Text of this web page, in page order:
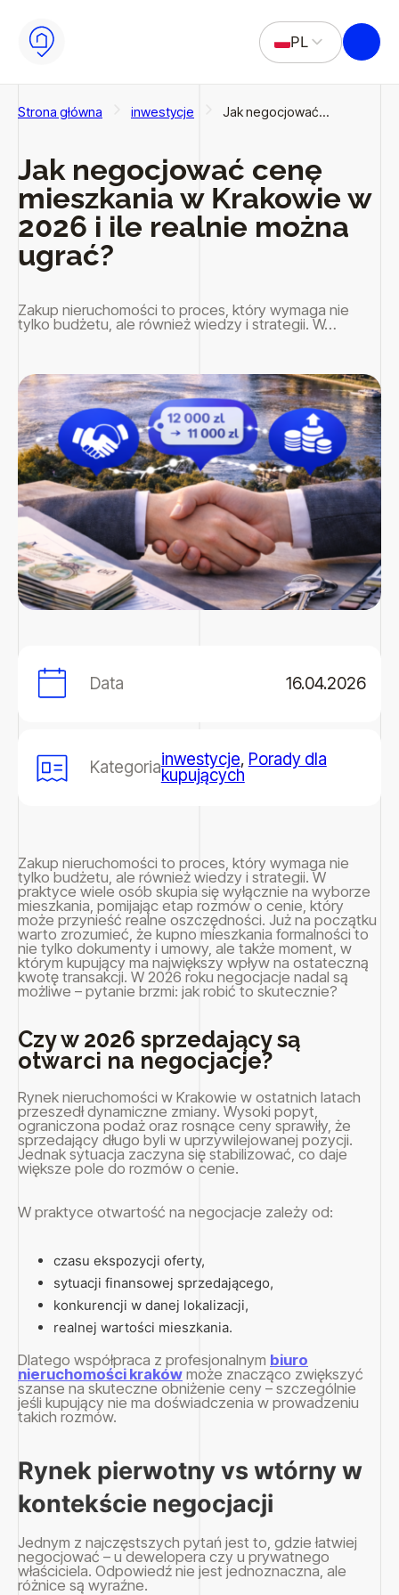
PL
Strona główna inwestycje Jak negocjować…
Jak negocjować cenę
mieszkania w Krakowie w
2026 i ile realnie można
ugrać?
Zakup nieruchomości to proces, który wymaga nie
tylko budżetu, ale również wiedzy i strategii. W…
Data 16.04.2026
Kategoriainwestycje, Porady dla
kupujących
Zakup nieruchomości to proces, który wymaga nie
tylko budżetu, ale również wiedzy i strategii. W
praktyce wiele osób skupia się wyłącznie na wyborze
mieszkania, pomijając etap rozmów o cenie, który
może przynieść realne oszczędności. Już na początku
warto zrozumieć, że kupno mieszkania formalności to
nie tylko dokumenty i umowy, ale także moment, w
którym kupujący ma największy wpływ na ostateczną
kwotę transakcji. W 2026 roku negocjacje nadal są
możliwe – pytanie brzmi: jak robić to skutecznie?
Czy w 2026 sprzedający są
otwarci na negocjacje?
Rynek nieruchomości w Krakowie w ostatnich latach
przeszedł dynamiczne zmiany. Wysoki popyt,
ograniczona podaż oraz rosnące ceny sprawiły, że
sprzedający długo byli w uprzywilejowanej pozycji.
Jednak sytuacja zaczyna się stabilizować, co daje
większe pole do rozmów o cenie.
W praktyce otwartość na negocjacje zależy od:
czasu ekspozycji oferty,
sytuacji finansowej sprzedającego,
konkurencji w danej lokalizacji,
realnej wartości mieszkania.
Dlatego współpraca z profesjonalnym biuro
nieruchomości kraków może znacząco zwiększyć
szanse na skuteczne obniżenie ceny – szczególnie
jeśli kupujący nie ma doświadczenia w prowadzeniu
takich rozmów.
Rynek pierwotny vs wtórny w
kontekście negocjacji
Jednym z najczęstszych pytań jest to, gdzie łatwiej
negocjować – u dewelopera czy u prywatnego
właściciela. Odpowiedź nie jest jednoznaczna, ale
różnice są wyraźne.